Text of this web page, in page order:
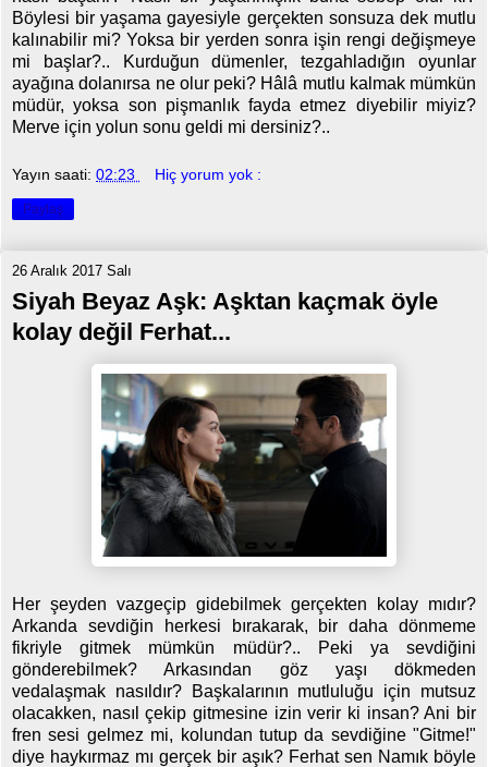
Böylesi bir yaşama gayesiyle gerçekten sonsuza dek mutlu
kalınabilir mi? Yoksa bir yerden sonra işin rengi değişmeye
mi başlar?.. Kurduğun dümenler, tezgahladığın oyunlar
ayağına dolanırsa ne olur peki? Hâlâ mutlu kalmak mümkün
müdür, yoksa son pişmanlık fayda etmez diyebilir miyiz?
Merve için yolun sonu geldi mi dersiniz?..
Yayın saati: 02:23 Hiç yorum yok :
Paylaş
26 Aralık 2017 Salı
Siyah Beyaz Aşk: Aşktan kaçmak öyle
kolay değil Ferhat...
Her şeyden vazgeçip gidebilmek gerçekten kolay mıdır?
Arkanda sevdiğin herkesi bırakarak, bir daha dönmeme
fikriyle gitmek mümkün müdür?.. Peki ya sevdiğini
gönderebilmek? Arkasından göz yaşı dökmeden
vedalaşmak nasıldır? Başkalarının mutluluğu için mutsuz
olacakken, nasıl çekip gitmesine izin verir ki insan? Ani bir
fren sesi gelmez mi, kolundan tutup da sevdiğine "Gitme!"
diye haykırmaz mı gerçek bir aşık? Ferhat sen Namık böyle